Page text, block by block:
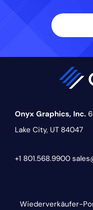
Onyx Graphics, Inc.
Lake City, UT 84047
+1 801.568.9900
Wiederverkäufer-